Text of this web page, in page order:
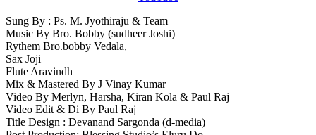
Sung By : Ps. M. Jyothiraju & Team
Music By Bro. Bobby (sudheer Joshi)
Rythem Bro.bobby Vedala,
Sax Joji
Flute Aravindh
Mix & Mastered By J Vinay Kumar
Video By Merlyn, Harsha, Kiran Kola & Paul Raj
Video Edit & Di By Paul Raj
Title Design : Devanand Sargonda (d-media)